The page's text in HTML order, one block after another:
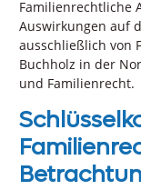
Familienrechtliche
Auswirkungen auf
ausschließlich von
Buchholz in der
und Familienrecht.